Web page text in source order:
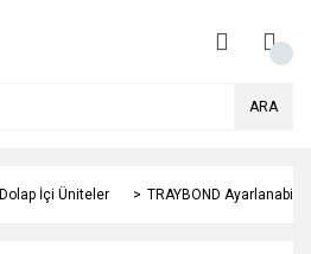
ARA
Dolap İçi Üniteler TRAYBOND Ayarlanabilir